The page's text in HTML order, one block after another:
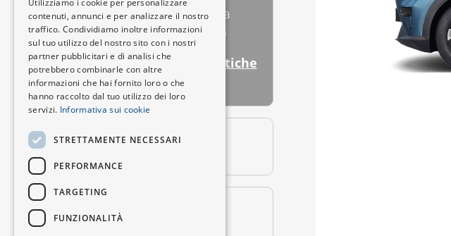
Controllo automatico della
velocità adattivo integrato
Vedi tutte le caratteristiche
principali
VERSIONE RWD MAX
(S05)
Utilizziamo i cookie per personalizzare
contenuti, annunci e per analizzare il nostro
traffico. Condividiamo inoltre informazioni
sul tuo utilizzo del nostro sito con i nostri
partner pubblicitari e di analisi che
potrebbero combinarle con altre
informazioni che hai fornito loro o che
hanno raccolto dal tuo utilizzo dei loro
servizi. Informativa sui cookie
STRETTAMENTE NECESSARI
PERFORMANCE
TARGETING
FUNZIONALITÀ